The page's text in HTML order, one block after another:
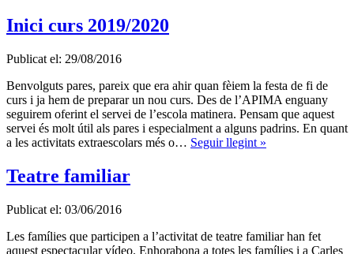
Inici curs 2019/2020
Publicat el: 29/08/2016
Benvolguts pares, pareix que era ahir quan fèiem la festa de fi de
curs i ja hem de preparar un nou curs. Des de l’APIMA enguany
seguirem oferint el servei de l’escola matinera. Pensam que aquest
servei és molt útil als pares i especialment a alguns padrins. En quant
a les activitats extraescolars més o… Seguir llegint »
Teatre familiar
Publicat el: 03/06/2016
Les famílies que participen a l’activitat de teatre familiar han fet
aquest espectacular vídeo. Enhorabona a totes les famílies i a Carles